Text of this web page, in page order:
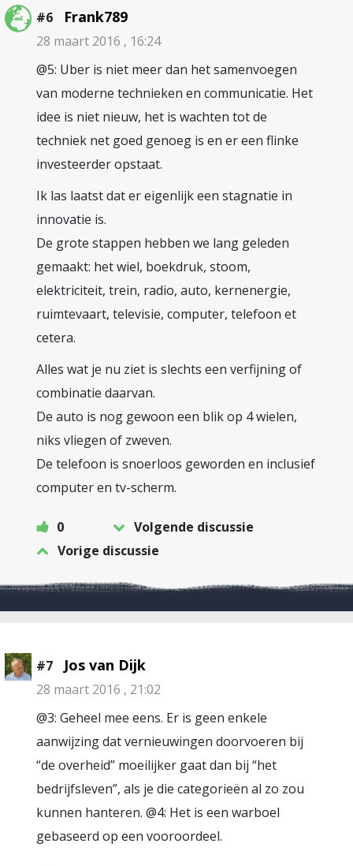
#6 Frank789
28 maart 2016 , 16:24
@5: Uber is niet meer dan het samenvoegen
van moderne technieken en communicatie. Het
idee is niet nieuw, het is wachten tot de
techniek net goed genoeg is en er een flinke
investeerder opstaat.
Ik las laatst dat er eigenlijk een stagnatie in
innovatie is.
De grote stappen hebben we lang geleden
gemaakt: het wiel, boekdruk, stoom,
elektriciteit, trein, radio, auto, kernenergie,
ruimtevaart, televisie, computer, telefoon et
cetera.
Alles wat je nu ziet is slechts een verfijning of
combinatie daarvan.
De auto is nog gewoon een blik op 4 wielen,
niks vliegen of zweven.
De telefoon is snoerloos geworden en inclusief
computer en tv-scherm.
0
Volgende discussie
Vorige discussie
#7 Jos van Dijk
28 maart 2016 , 21:02
@3: Geheel mee eens. Er is geen enkele
aanwijzing dat vernieuwingen doorvoeren bij
“de overheid” moeilijker gaat dan bij “het
bedrijfsleven”, als je die categorieën al zo zou
kunnen hanteren. @4: Het is een warboel
gebaseerd op een vooroordeel.